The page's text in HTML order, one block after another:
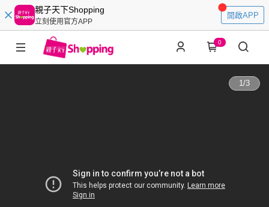
親子天下Shopping
立刻使用官方APP
開啟APP
0
1/3